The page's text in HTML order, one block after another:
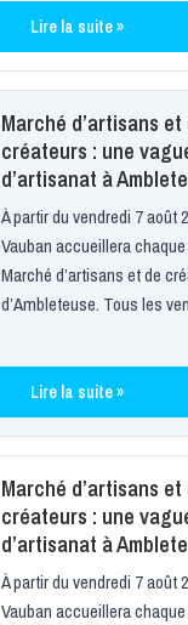
Lire la suite »
Marché d’artisans et
créateurs : une
d’artisanat à
À partir du vendredi 7 août
Vauban accueillera
Marché d’artisans et de
d’Ambleteuse. Tous les
Lire la suite »
Marché d’artisans et
créateurs : une
d’artisanat à
À partir du vendredi 7 août
Vauban accueillera